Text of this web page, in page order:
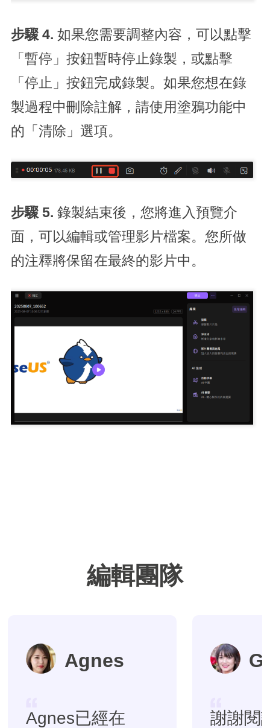
步驟 4. 如果您需要調整內容，可以點擊
「暫停」按鈕暫時停止錄製，或點擊
「停止」按鈕完成錄製。如果您想在錄
製過程中刪除註解，請使用塗鴉功能中
的「清除」選項。
步驟 5. 錄製結束後，您將進入預覽介
面，可以編輯或管理影片檔案。您所做
的注釋將保留在最終的影片中。
編輯團隊
Agnes
Agnes已經在
謝謝閱